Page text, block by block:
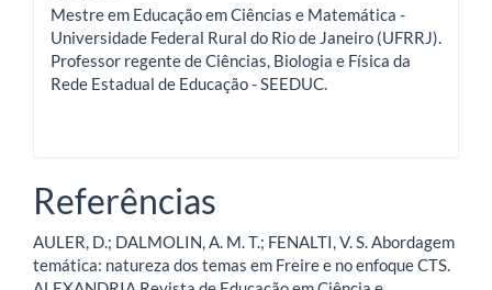
Mestre em Educação em Ciências e Matemática -
Universidade Federal Rural do Rio de Janeiro (UFRRJ).
Professor regente de Ciências, Biologia e Física da
Rede Estadual de Educação - SEEDUC.
Referências
AULER, D.; DALMOLIN, A. M. T.; FENALTI, V. S. Abordagem
temática: natureza dos temas em Freire e no enfoque CTS.